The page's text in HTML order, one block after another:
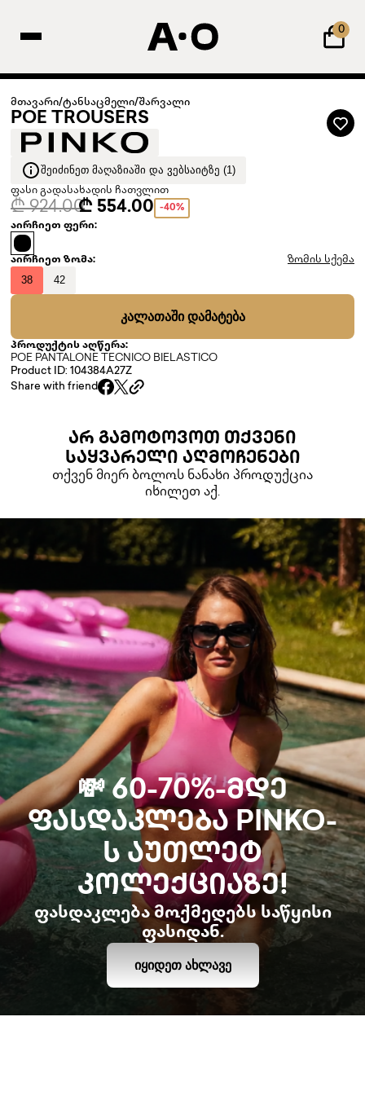
0
მთავარი/ტანსაცმელი/შარვალი
POE TROUSERS
ᲨᲔᲘᲫᲘᲜᲔᲗ ᲛᲐᲦᲐᲖᲘᲐᲨᲘ ᲓᲐ ᲕᲔᲑᲡᲐᲘᲢᲖᲔ (1)
ფასი გადასახადის ჩათვლით
₾ 924.00₾ 554.00 -40%
აირჩიეთ ფერი:
აირჩიეთ ზომა: ზომის სქემა
38 42
ᲙᲐᲚᲐᲗᲐᲨᲘ ᲓᲐᲛᲐᲢᲔᲑᲐ
პროდუქტის აღწერა:
POE PANTALONE TECNICO BIELASTICO
Product ID: 104384A27Z
Share with friend
ᲐᲠ ᲒᲐᲛᲝᲢᲝᲕᲝᲗ ᲗᲥᲕᲔᲜᲘ
ᲡᲐᲧᲕᲐᲠᲔᲚᲘ ᲐᲦᲛᲝᲩᲔᲜᲔᲑᲘ
თქვენ მიერ ბოლოს ნანახი პროდუქცია
იხილეთ აქ.
💸 60-70%-ᲛᲓᲔ
ᲤᲐᲡᲓᲐᲙᲚᲔᲑᲐ PINKO-
Ს ᲐᲣᲗᲚᲔᲢ
ᲙᲝᲚᲔᲥᲪᲘᲐᲖᲔ!
ფასდაკლება მოქმედებს საწყისი
ფასიდან.
ᲘᲧᲘᲓᲔᲗ ᲐᲮᲚᲐᲕᲔ